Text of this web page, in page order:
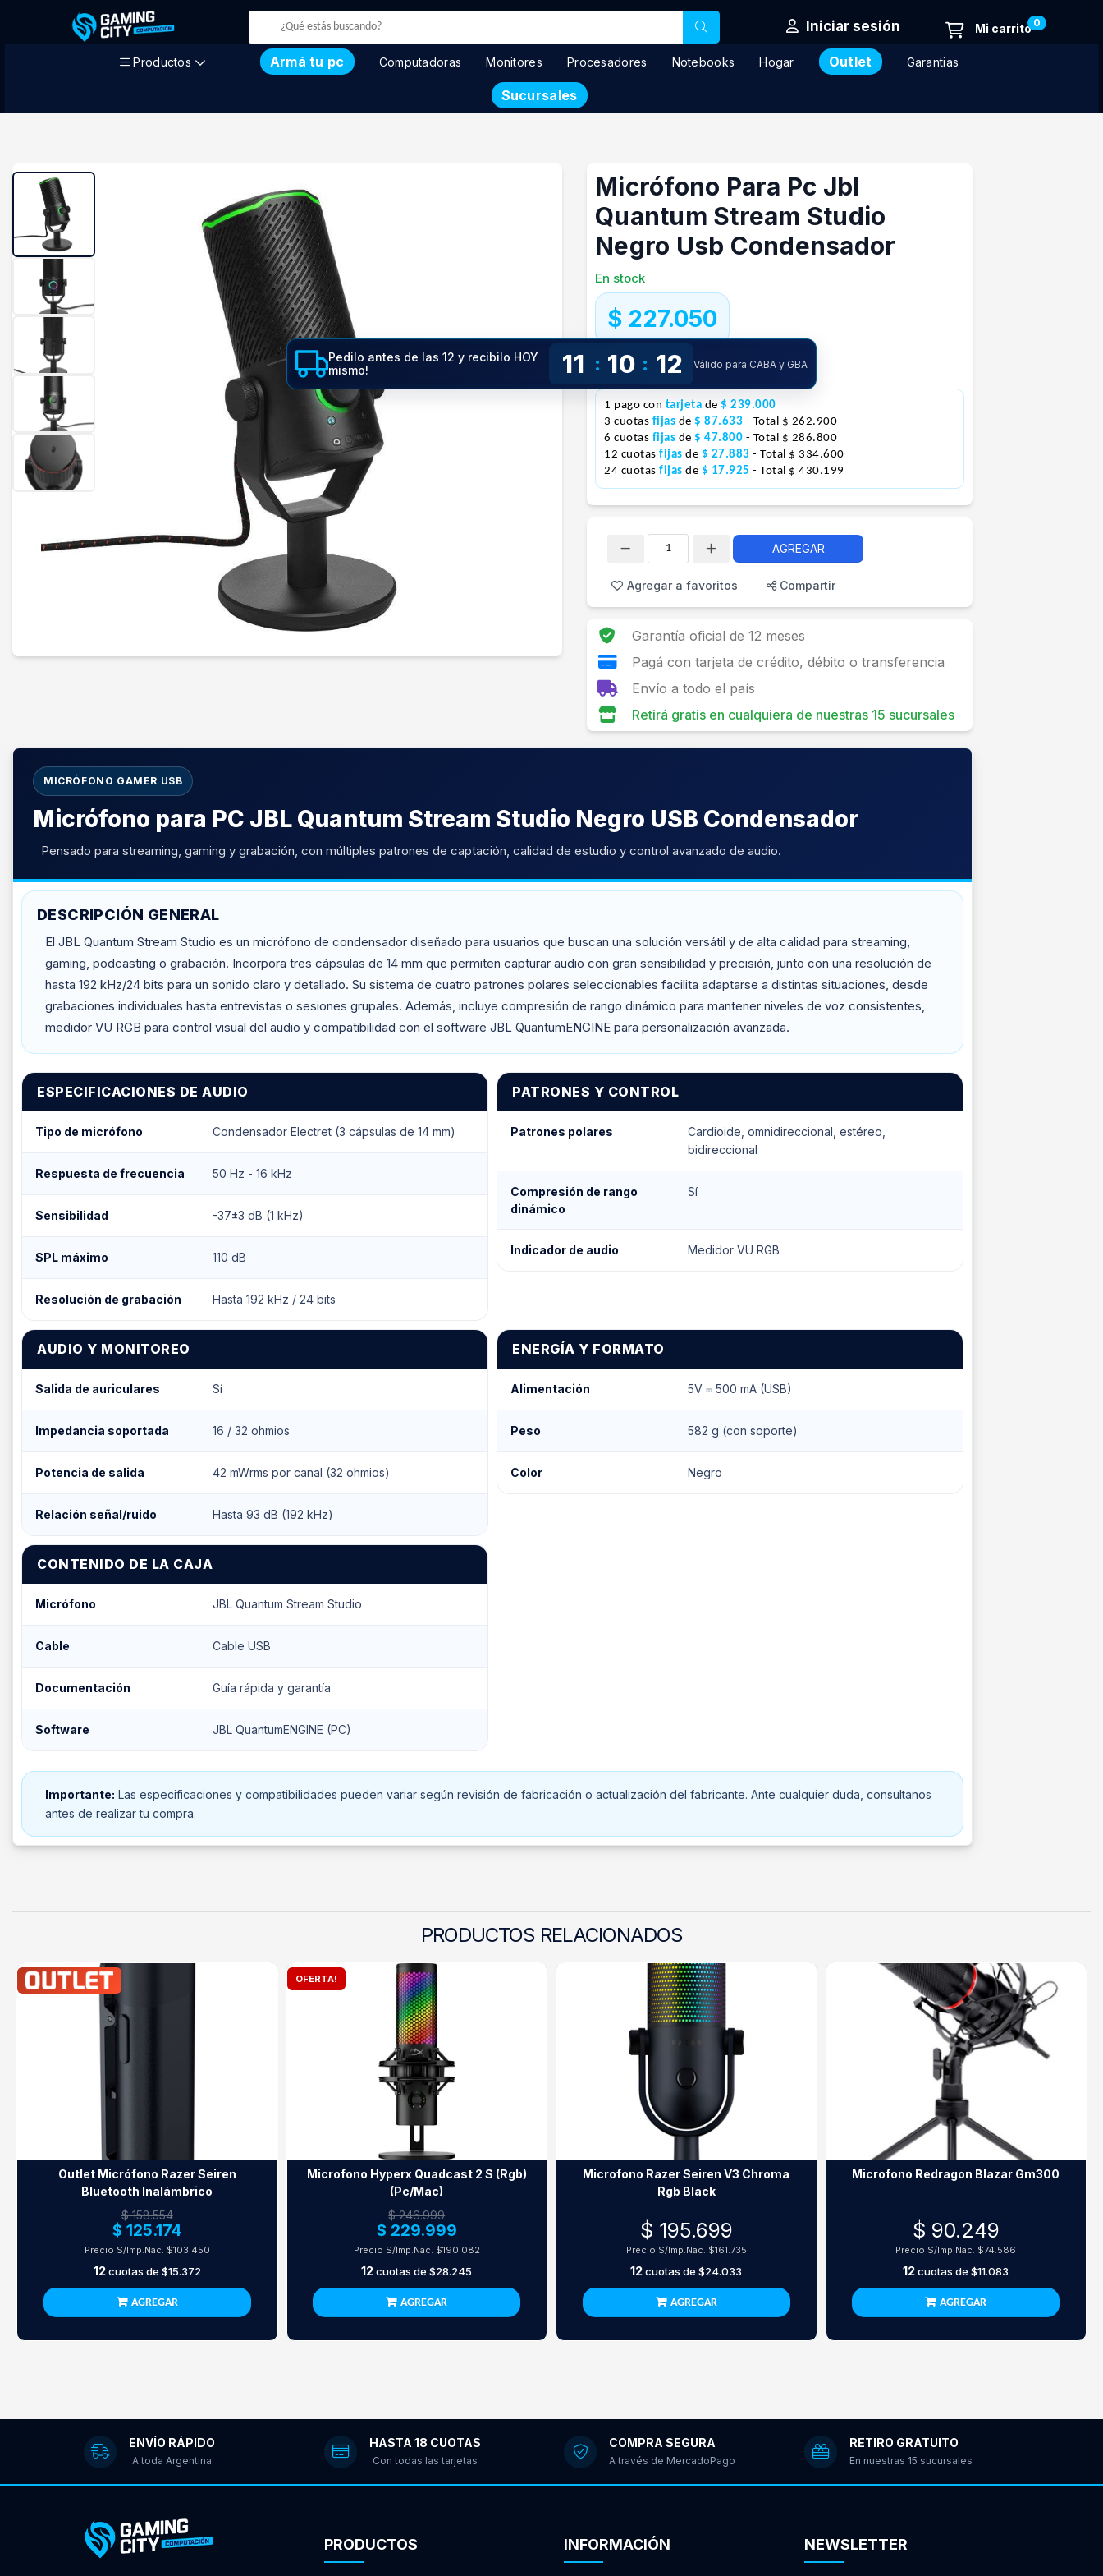
Iniciar sesión 0
Productos Armá tu pc Computadoras Monitores Procesadores Notebooks Hogar Outlet Garantias
Sucursales
Micrófono Para Pc Jbl
Quantum Stream Studio
Negro Usb Condensador
En stock
$ 227.050
Precio especial con transferencia
Precio S/Imp.Nac.$187.645
1 pago con tarjeta de $ 239.000
3 cuotas fijas de $ 87.633 - Total $ 262.900
6 cuotas fijas de $ 47.800 - Total $ 286.800
12 cuotas fijas de $ 27.883 - Total $ 334.600
24 cuotas fijas de $ 17.925 - Total $ 430.199
Pedilo antes de las 12 y recibilo HOY
mismo!
11 : 10 : 11 Válido para CABA y GBA
AGREGAR
Agregar a favoritos Compartir
Garantía oficial de 12 meses
Pagá con tarjeta de crédito, débito o transferencia
Envío a todo el país
Retirá gratis en cualquiera de nuestras 15 sucursales
MICRÓFONO GAMER USB
Micrófono para PC JBL Quantum Stream Studio Negro USB Condensador
Pensado para streaming, gaming y grabación, con múltiples patrones de captación, calidad de estudio y control avanzado de audio.
DESCRIPCIÓN GENERAL
El JBL Quantum Stream Studio es un micrófono de condensador diseñado para usuarios que buscan una solución versátil y de alta calidad para streaming,
gaming, podcasting o grabación. Incorpora tres cápsulas de 14 mm que permiten capturar audio con gran sensibilidad y precisión, junto con una resolución de
hasta 192 kHz/24 bits para un sonido claro y detallado. Su sistema de cuatro patrones polares seleccionables facilita adaptarse a distintas situaciones, desde
grabaciones individuales hasta entrevistas o sesiones grupales. Además, incluye compresión de rango dinámico para mantener niveles de voz consistentes,
medidor VU RGB para control visual del audio y compatibilidad con el software JBL QuantumENGINE para personalización avanzada.
ESPECIFICACIONES DE AUDIO
Tipo de micrófono Condensador Electret (3 cápsulas de 14 mm)
Respuesta de frecuencia 50 Hz - 16 kHz
Sensibilidad -37±3 dB (1 kHz)
SPL máximo 110 dB
Resolución de grabación Hasta 192 kHz / 24 bits
PATRONES Y CONTROL
Patrones polares
Cardioide, omnidireccional, estéreo,
bidireccional
Compresión de rango
dinámico
Sí
Indicador de audio Medidor VU RGB
AUDIO Y MONITOREO
Salida de auriculares Sí
Impedancia soportada 16 / 32 ohmios
Potencia de salida 42 mWrms por canal (32 ohmios)
Relación señal/ruido Hasta 93 dB (192 kHz)
ENERGÍA Y FORMATO
Alimentación 5V ⎓ 500 mA (USB)
Peso 582 g (con soporte)
Color Negro
CONTENIDO DE LA CAJA
Micrófono JBL Quantum Stream Studio
Cable Cable USB
Documentación Guía rápida y garantía
Software JBL QuantumENGINE (PC)
Importante: Las especificaciones y compatibilidades pueden variar según revisión de fabricación o actualización del fabricante. Ante cualquier duda, consultanos
antes de realizar tu compra.
PRODUCTOS RELACIONADOS
Outlet Micrófono Razer Seiren
Bluetooth Inalámbrico
$ 158.554
$ 125.174
Precio S/Imp.Nac. $103.450
12cuotas de $15.372
AGREGAR
OFERTA!
Microfono Hyperx Quadcast 2 S (Rgb)
(Pc/Mac)
$ 246.999
$ 229.999
Precio S/Imp.Nac. $190.082
12cuotas de$28.245
AGREGAR
Microfono Razer Seiren V3 Chroma
Rgb Black
$ 195.699
Precio S/Imp.Nac. $161.735
12cuotas de$24.033
AGREGAR
Microfono Redragon Blazar Gm300
$ 90.249
Precio S/Imp.Nac. $74.586
12cuotas de$11.083
AGREGAR
ENVÍO RÁPIDO
A toda Argentina
HASTA 18 CUOTAS
Con todas las tarjetas
COMPRA SEGURA
A través de MercadoPago
RETIRO GRATUITO
En nuestras 15 sucursales
PRODUCTOS INFORMACIÓN NEWSLETTER